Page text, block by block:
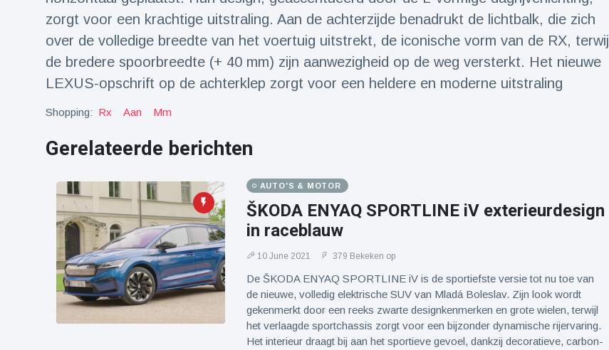
zorgt voor een krachtige uitstraling. Aan de achterzijde benadrukt de lichtbalk, die zich
over de volledige breedte van het voertuig uitstrekt, de iconische vorm van de RX, terwijl
de bredere spoorbreedte (+ 40 mm) zijn aanwezigheid op de weg versterkt. Het nieuwe
LEXUS-opschrift op de achterklep zorgt voor een heldere en moderne uitstraling
Shopping: Rx Aan Mm
Gerelateerde berichten
AUTO'S & MOTOR
ŠKODA ENYAQ SPORTLINE iV exterieurdesign
in raceblauw
10 June 2021 379 Bekeken op
De ŠKODA ENYAQ SPORTLINE iV is de sportiefste versie tot nu toe van
de nieuwe, volledig elektrische SUV van Mladá Boleslav. Zijn look wordt
gekenmerkt door een reeks zwarte designkenmerken en grote wielen, terwijl
het verlaagde sportchassis zorgt voor een bijzonder dynamische rijervaring.
Het interieur draagt ​​bij aan het sportieve gevoel, dankzij decoratieve, carbon-